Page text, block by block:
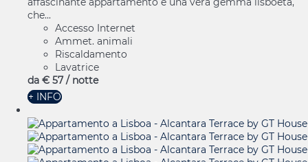
che...
Accesso Internet
Ammet. animali
Riscaldamento
Lavatrice
da € 57 / notte
+ INFO